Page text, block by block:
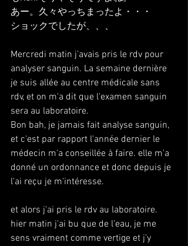
あー。久々やっちまったよ・・・
ショックでしたが、、、
Mercredi matin j'avais pris le rdv pour
analyser sanguin. La semaine dernière
je suis allée au centre médicale sans
rdv, et on m'a dit que l'examen sanguin
sera au laboratoire.
Bon bah, je jamais fait analyse sanguin,
et c'est par rapport l'année dernier le
médecin m'a conseillée à faire. elle m'a
donné un ordonnance et donc depuis je
l'ai reçu je m'intéresse.
et alors j'ai pris le rdv au laboratoire.
hier matin j'ai bu que de l'eau, je me
sens vraiment comme vertige et j'y